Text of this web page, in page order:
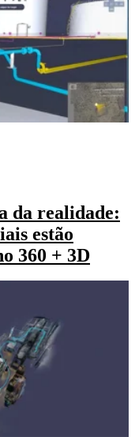
da realidade:
estão
360 + 3D